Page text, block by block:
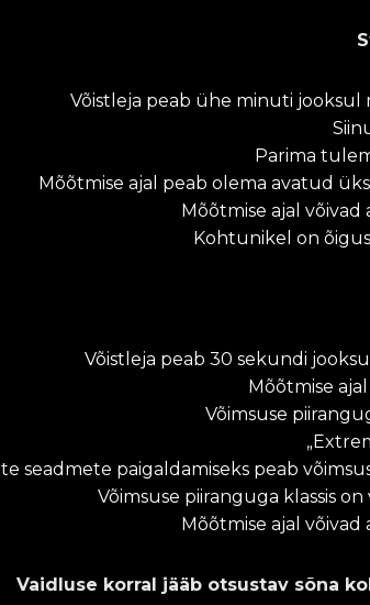
Võistleja peab ühe minuti jooksul
Parima
Mõõtmise ajal peab olema avatud
Mõõtmise ajal
Kohtunikel on
Võistleja peab 30 sekundi
Mõõtmise
Võimsuse
seadmete paigaldamiseks peab
Võimsuse piiranguga klassis
Mõõtmise ajal
Vaidluse korral jääb otsustav sõna